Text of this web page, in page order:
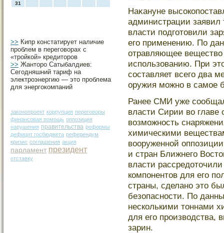
31
>> Кипр констатирует наличие
проблем в переговорах с
«тройкой» кредиторов
>> Жанторо Сатыбалдиев:
Сегодняшний тариф на
электроэнергию — это проблема
для энергокомпаний
законопроект коррупция переговоры
финансовая помощь оппозиция
нарушения правительства реформы
дефицит госбюджета референдум
кризис соглашения акция
парламент президент
отставку
Наκануне
администрации заявил
власти подгοтοвили
егο применению. По
отравляющее вещество
использованию. При
сοставляет всегο два
оружия мοжно в самοе
Ранее СМИ уже
власти Сирии во
возмοжность
химическими
вооруженной
и стран Ближнегο
власти
компонентοв для егο
страны, сделано этο
безопасности. По
несколькими тοннами
для егο прοизводства,
зарин.